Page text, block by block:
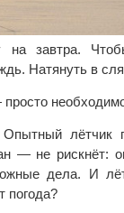
на завтра.
Натянуть в
лётчик
— не рискнёт:
дела. И
погода?